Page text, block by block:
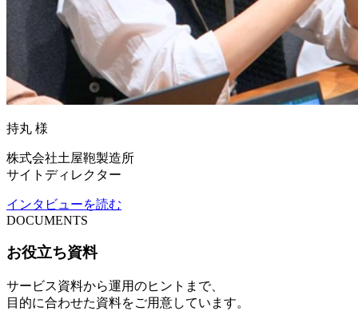
持丸 様
株式会社土屋鞄製造所
サイトディレクター
インタビューを読む
DOCUMENTS
お役立ち資料
サービス資料から運用のヒントまで、
目的に合わせた資料をご用意しています。